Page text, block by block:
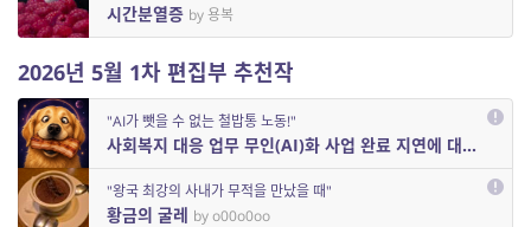
시간분열증 by 용복
2026년 5월 1차 편집부 추천작
"AI가 뺏을 수 없는 철밥통 노동!"
사회복지 대응 업무 무인(AI)화 사업 완료 지연에 대한 보고
"왕국 최강의 사내가 무적을 만났을 때"
황금의 굴레 by o00o0oo